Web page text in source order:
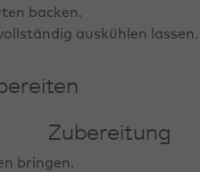
backen.
auskühlen lassen.
Zubereitung
bringen.